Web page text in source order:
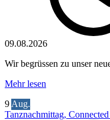
09.08.2026
Wir begrüssen zu unser
Mehr lesen
9 Aug.
Tanznachmittag,